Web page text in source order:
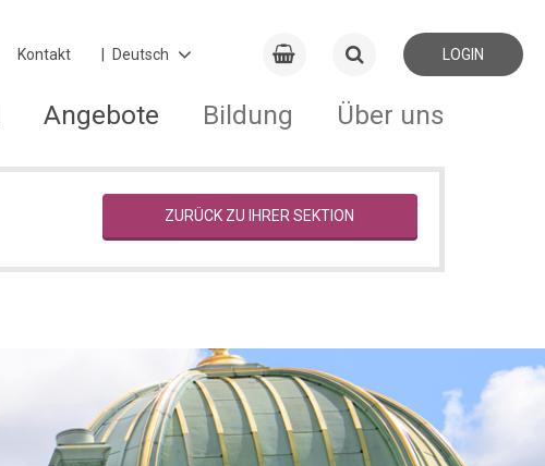
Kontakt LOGIN
Angebote Bildung Über uns
ZURÜCK ZU IHRER SEKTION